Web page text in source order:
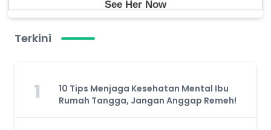
Terkini
1
10 Tips Menjaga Kesehatan Mental Ibu
Rumah Tangga, Jangan Anggap Remeh!